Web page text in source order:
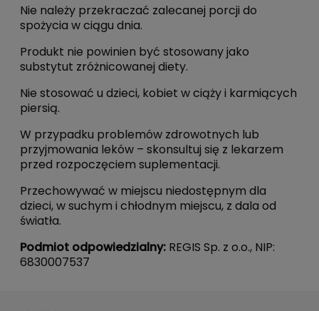
Nie należy przekraczać zalecanej porcji do
spożycia w ciągu dnia.
Produkt nie powinien być stosowany jako
substytut zróżnicowanej diety.
Nie stosować u dzieci, kobiet w ciąży i karmiących
piersią.
W przypadku problemów zdrowotnych lub
przyjmowania leków – skonsultuj się z lekarzem
przed rozpoczęciem suplementacji.
Przechowywać w miejscu niedostępnym dla
dzieci, w suchym i chłodnym miejscu, z dala od
światła.
Podmiot odpowiedzialny: REGIS Sp. z o.o., NIP:
6830007537